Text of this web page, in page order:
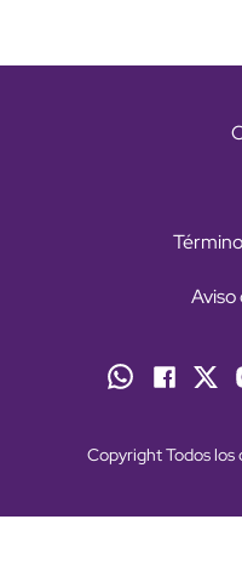
Aviso
Copyright Todos